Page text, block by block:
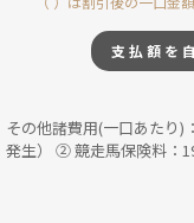
支払額を
その他諸費用(一口あたり
発生） ② 競走馬保険料：